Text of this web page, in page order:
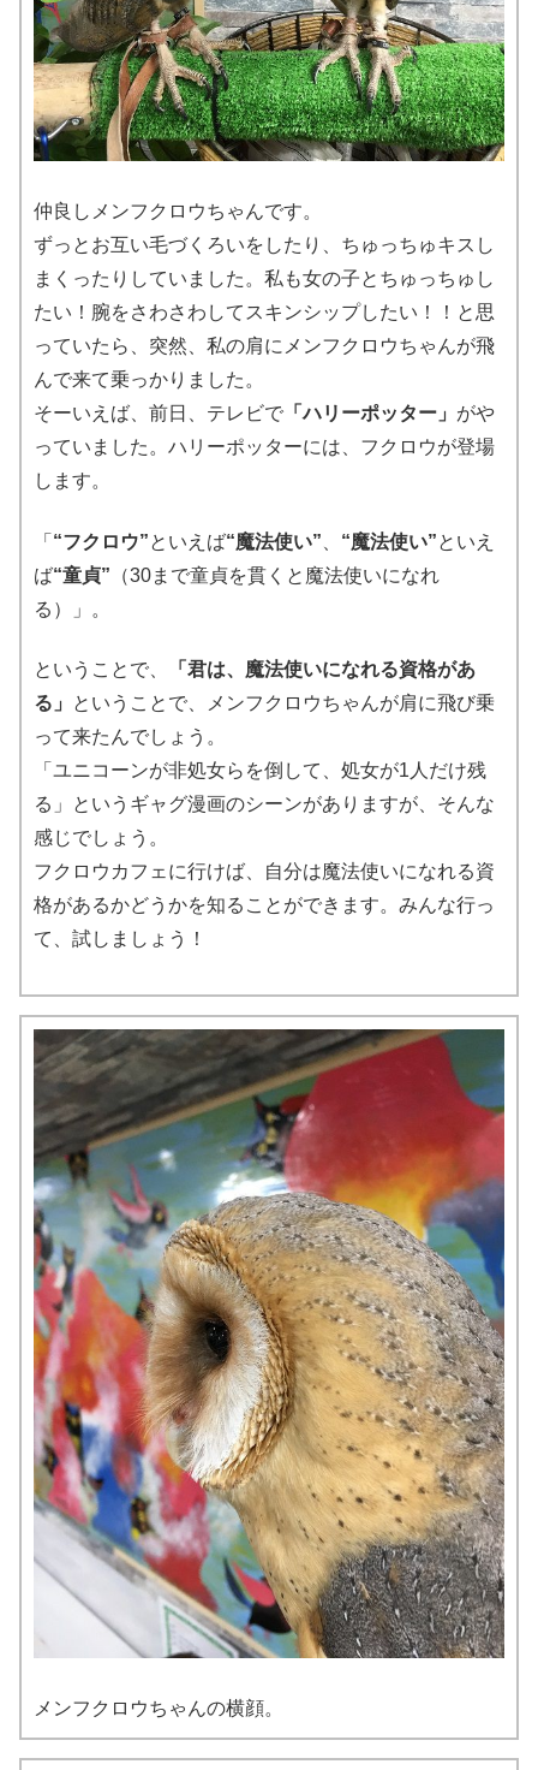
仲良しメンフクロウちゃんです。
ずっとお互い毛づくろいをしたり、ちゅっちゅキスし
まくったりしていました。私も女の子とちゅっちゅし
たい！腕をさわさわしてスキンシップしたい！！と思
っていたら、突然、私の肩にメンフクロウちゃんが飛
んで来て乗っかりました。
そーいえば、前日、テレビで 「ハリーポッター」 がや
っていました。ハリーポッターには、フクロウが登場
します。
「 “フクロウ”といえば“魔法使い” “魔法使い”といえ
ば“童貞” （30まで童貞を貫くと魔法使いになれ
る）」。
ということで、
「君は、魔法使いになれる資格があ
る」
ということで、メンフクロウちゃんが肩に飛び乗
って来たんでしょう。
「ユニコーンが非処女らを倒して、処女が1人だけ残
る」というギャグ漫画のシーンがありますが、そんな
感じでしょう。
フクロウカフェに行けば、自分は魔法使いになれる資
格があるかどうかを知ることができます。みんな行っ
て、試しましょう！
メンフクロウちゃんの横顔。